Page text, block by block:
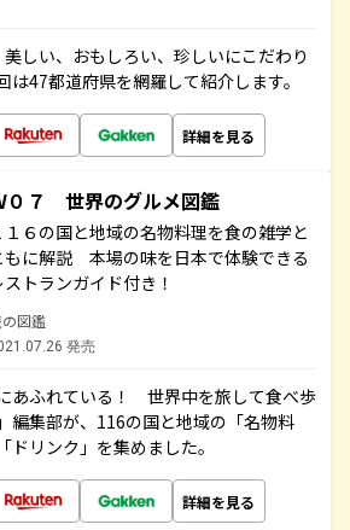
美しい、おもしろい、珍しいにこだわり
は47都道府県を網羅して紹介します。
詳細を見る
０７ 世界のグルメ図鑑
１６の国と地域の名物料理を食の雑学と
もに解説 本場の味を日本で体験できる
ストランガイド付き！
図鑑
発売
あふれている！ 世界中を旅して食べ歩
編集部が、116の国と地域の「名物料
リンク」を集めました。
詳細を見る